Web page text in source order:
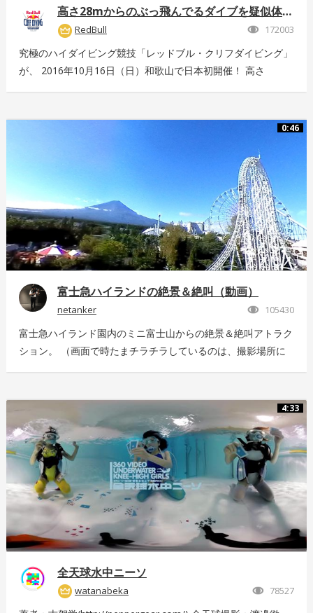
高さ28mからのぶっ飛んでるダイブを疑似体験！
RedBull 172003
究極のハイダイビング競技「レッドブル・クリフダイビング」
が、 2016年10月16日（日）和歌山で日本初開催！ 高さ
こちら：http://www.redbull.com/cliff-diving
0:46
富士急ハイランドの絶景＆絶叫（動画）
netanker 105430
富士急ハイランド園内のミニ富士山からの絶景＆絶叫アトラク
ション。 （画面で時たまチラチラしているのは、撮影場所に
4125-4c14-9883-5751e4eaac33 後日外周を回っている「ドド
ンパ」が「ド・ドドンパ」に変わりました。リニューアル後に
再撮影した映像はこちら
https://store.hacosco.com/movies/4fcb52df-b1c8-41ba-
9e69-c14eef62ea6b
4:33
全天球水中ニーソ
watanabeka 78527